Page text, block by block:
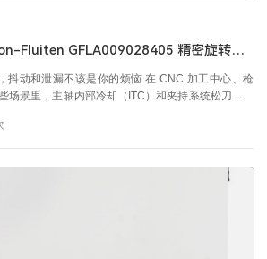
【产品推介】Johnson-Fluiten GFLA009028405 精密旋转接头｜机床主轴高速流体传输方案
不该是你的烦恼 在 CNC 加工中心、枪
场景里，主轴内部冷却（ITC）和夹持系统松刀对旋
得允许干运行。普通旋转接头跑到 8000